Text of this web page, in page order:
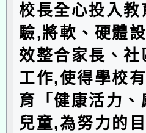
校長全心投入
驗,將軟、硬體
效整合家長、
工作,使得學校
育「健康活力
兒童,為努力的目